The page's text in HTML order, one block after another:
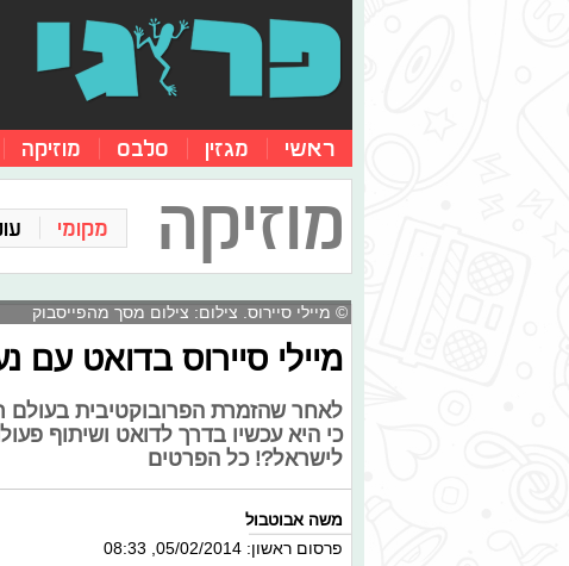
ראשי מגזין סלבס מוזיקה
מוזיקה מקומי
© מיילי סיירוס. צילום: צילום מסך מהפייסבוק
מיילי סיירוס בדואט עם
לאחר שהזמרת הפרובוקטיבית בעולם
כי היא עכשיו בדרך לדואט ושיתוף
לישראל?! כל הפרטים
משה אבוטבול
פרסום ראשון: 05/02/2014, 08:33